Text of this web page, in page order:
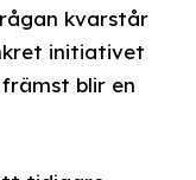
kvarstår
initiativet
blir en